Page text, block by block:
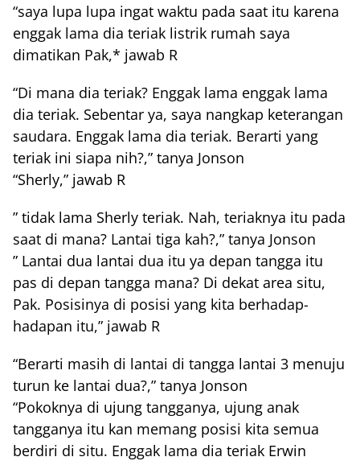
“saya lupa lupa ingat waktu pada saat itu karena
enggak lama dia teriak listrik rumah saya
dimatikan Pak,* jawab R
“Di mana dia teriak? Enggak lama enggak lama
dia teriak. Sebentar ya, saya nangkap keterangan
saudara. Enggak lama dia teriak. Berarti yang
teriak ini siapa nih?,” tanya Jonson
“Sherly,” jawab R
” tidak lama Sherly teriak. Nah, teriaknya itu pada
saat di mana? Lantai tiga kah?,” tanya Jonson
” Lantai dua lantai dua itu ya depan tangga itu
pas di depan tangga mana? Di dekat area situ,
Pak. Posisinya di posisi yang kita berhadap-
hadapan itu,” jawab R
“Berarti masih di lantai di tangga lantai 3 menuju
turun ke lantai dua?,” tanya Jonson
“Pokoknya di ujung tangganya, ujung anak
tangganya itu kan memang posisi kita semua
berdiri di situ. Enggak lama dia teriak Erwin